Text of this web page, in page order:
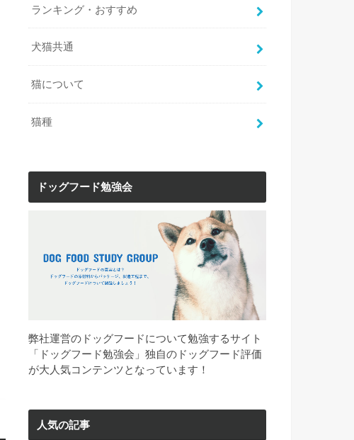
ランキング・おすすめ
犬猫共通
猫について
猫種
ドッグフード勉強会
弊社運営のドッグフードについて勉強するサイト
「ドッグフード勉強会」独自のドッグフード評価
が大人気コンテンツとなっています！
人気の記事